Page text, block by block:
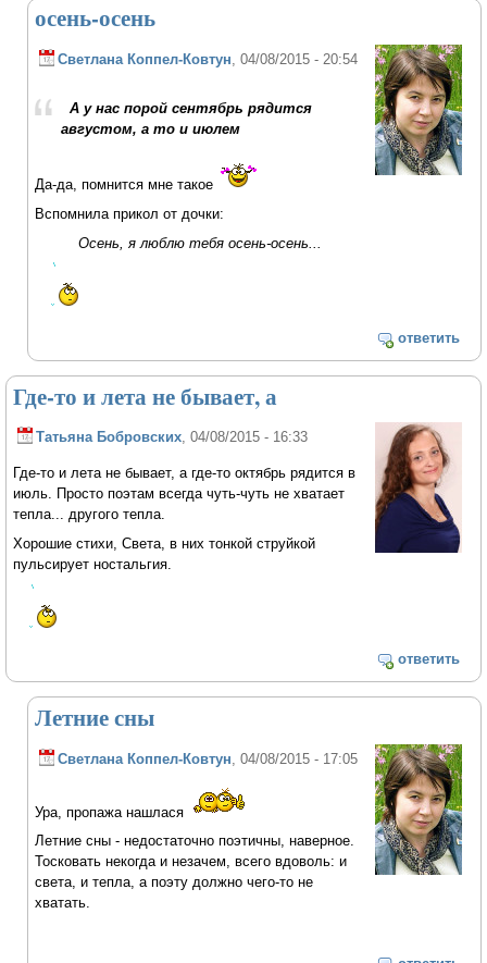
осень-осень
Светлана Коппел-Ковтун, 04/08/2015 - 20:54
А у нас порой сентябрь рядится
августом, а то и июлем
Да-да, помнится мне такое
Вспомнила прикол от дочки:
Осень, я люблю тебя осень-осень...
ответить
Где-то и лета не бывает, а
Татьяна Бобровских, 04/08/2015 - 16:33
Где-то и лета не бывает, а где-то октябрь рядится в
июль. Просто поэтам всегда чуть-чуть не хватает
тепла... другого тепла.
Хорошие стихи, Света, в них тонкой струйкой
пульсирует ностальгия.
ответить
Летние сны
Светлана Коппел-Ковтун , 04/08/2015 - 17:05
Ура, пропажа нашлася
Летние сны - недостаточно поэтичны, наверное.
Тосковать некогда и незачем, всего вдоволь: и
света, и тепла, а поэту должно чего-то не
хватать.